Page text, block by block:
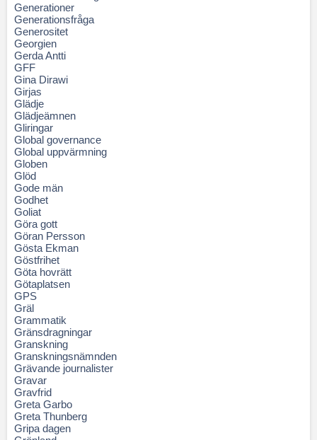
Generationer
Generationsfråga
Generositet
Georgien
Gerda Antti
GFF
Gina Dirawi
Girjas
Glädje
Glädjeämnen
Gliringar
Global governance
Global uppvärmning
Globen
Glöd
Gode män
Godhet
Goliat
Göra gott
Göran Persson
Gösta Ekman
Göstfrihet
Göta hovrätt
Götaplatsen
GPS
Gräl
Grammatik
Gränsdragningar
Granskning
Granskningsnämnden
Grävande journalister
Gravar
Gravfrid
Greta Garbo
Greta Thunberg
Gripa dagen